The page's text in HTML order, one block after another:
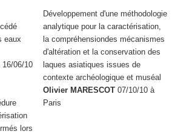
eaux
16/06/10
lors
Développement d'une méthodologie
analytique pour la caractérisation,
la compréhensiondes mécanismes
d'altération et la conservation des
laques asiatiques issues de
contexte archéologique et muséal
Olivier MARESCOT 07/10/10 à
Paris